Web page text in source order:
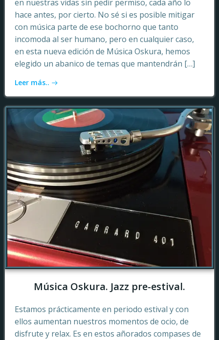
en nuestras vidas sin pedir permiso, cada año lo
hace antes, por cierto. No sé si es posible mitigar
con música parte de ese bochorno que tanto
incomoda al ser humano, pero en cualquier caso,
en esta nueva edición de Música Oskura, hemos
elegido un abanico de temas que mantendrán […]
Leer más..
Música Oskura. Jazz pre-estival.
Estamos prácticamente en periodo estival y con
ellos aumentan nuestros momentos de ocio, de
disfrute y relax. Es en estos añorados compases de